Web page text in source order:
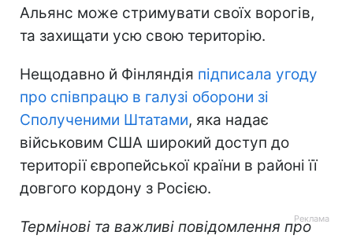
Альянс може стримувати своїх ворогів,
та захищати усю свою територію.
Нещодавно й Фінляндія підписала угоду
про співпрацю в галузі оборони зі
Сполученими Штатами, яка надає
військовим США широкий доступ до
території європейської країни в районі її
довгого кордону з Росією.
Термінові та важливі повідомлення про